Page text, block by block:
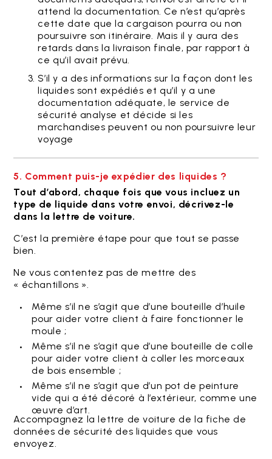
attend la documentation. Ce n’est qu’après
cette date que la cargaison pourra ou non
poursuivre son itinéraire. Mais il y aura des
retards dans la livraison finale, par rapport à
ce qu’il avait prévu.
S’il y a des informations sur la façon dont les
liquides sont expédiés et qu’il y a une
documentation adéquate, le service de
sécurité analyse et décide si les
marchandises peuvent ou non poursuivre leur
voyage
5. Comment puis-je expédier des liquides ?
Tout d’abord, chaque fois que vous incluez un
type de liquide dans votre envoi, décrivez-le
dans la lettre de voiture.
C’est la première étape pour que tout se passe
bien.
Ne vous contentez pas de mettre des
« échantillons ».
Même s’il ne s’agit que d’une bouteille d’huile
pour aider votre client à faire fonctionner le
moule ;
Même s’il ne s’agit que d’une bouteille de colle
pour aider votre client à coller les morceaux
de bois ensemble ;
Même s’il ne s’agit que d’un pot de peinture
vide qui a été décoré à l’extérieur, comme une
œuvre d’art.
Accompagnez la lettre de voiture de la fiche de
données de sécurité des liquides que vous
envoyez.